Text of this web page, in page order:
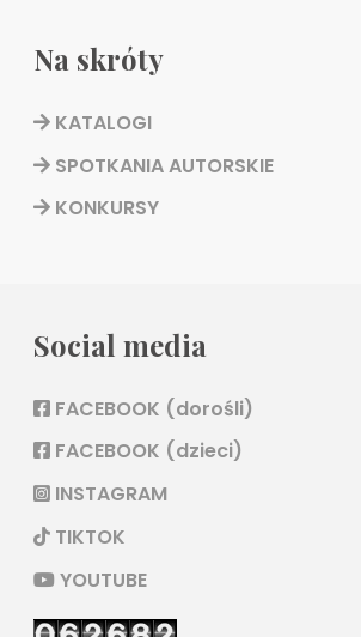
Na skróty
KATALOGI
SPOTKANIA AUTORSKIE
KONKURSY
Social media
FACEBOOK (dorośli)
FACEBOOK (dzieci)
INSTAGRAM
TIKTOK
YOUTUBE